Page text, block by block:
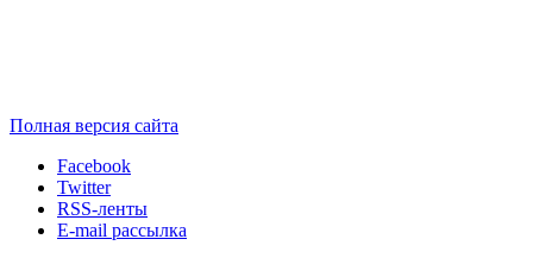
Полная версия сайта
Facebook
Twitter
RSS-ленты
E-mail рассылка